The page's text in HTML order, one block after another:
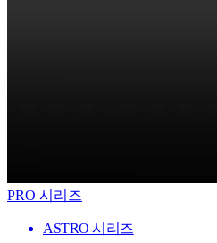
PRO 시리즈
ASTRO 시리즈